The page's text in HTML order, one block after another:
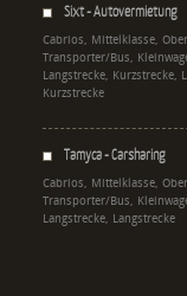
Sixt - Autovermietung
Cabrios, Mittelklasse,
Transporter/Bus,
Langstrecke, Kurzstrecke,
Kurzstrecke
Tamyca - Carsharing
Cabrios, Mittelklasse,
Transporter/Bus,
Langstrecke, Langstrecke